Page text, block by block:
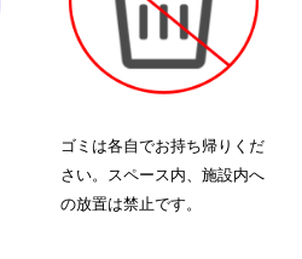
ゴミは各自でお持ち帰りくだ
さい。スペース内、施設内へ
の放置は禁止です。